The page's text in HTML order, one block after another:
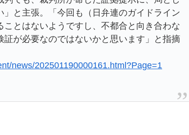
と主張。「今回も（日弁連のガイドライン
とはないようですし、不都合と向き合わな
が必要なのではないかと思います」と指摘
news/202501190000161.html?Page=1